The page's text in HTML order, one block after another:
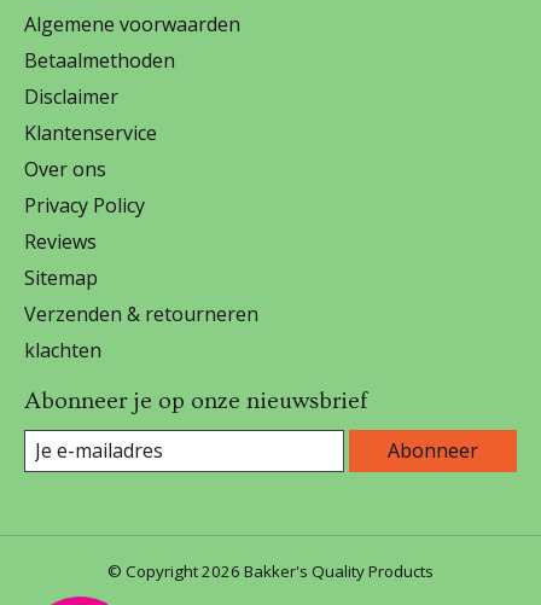
Algemene voorwaarden
Betaalmethoden
Disclaimer
Klantenservice
Over ons
Privacy Policy
Reviews
Sitemap
Verzenden & retourneren
klachten
Abonneer je op onze nieuwsbrief
Abonneer
© Copyright 2026 Bakker's Quality Products